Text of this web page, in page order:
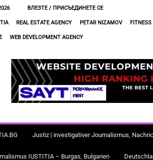
ВЛЕЗТЕ / ПРИСЪЕДИНЕТЕ СЕ
REAL ESTATE AGENCY PETAR NIZAMOV FITNESS
WEB DEVELOPMENT AGENCY
Justiz | investigativer Journalismus,
IUSTITIA – Burgas, Bulgarien